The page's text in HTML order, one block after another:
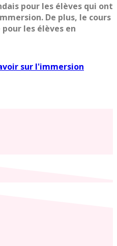
pour les élèves qui ont
De plus, le cours
les élèves en
sur l'immersion